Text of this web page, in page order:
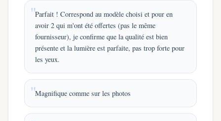
Parfait ! Correspond au modèle choisi et pour en
avoir 2 qui m'ont été offertes (pas le même
fournisseur), je confirme que la qualité est bien
présente et la lumière est parfaite, pas trop forte pour
les yeux.
Magnifique comme sur les photos